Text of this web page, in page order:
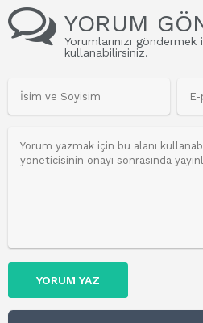
YORUM
Yorumlarınızı
kullanabilirsiniz.
YORUM YAZ